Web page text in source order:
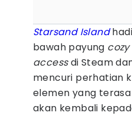
Starsand Island
bawah payung
accessdi Steam
mencuri perhatian
elemen yang
akan kembali